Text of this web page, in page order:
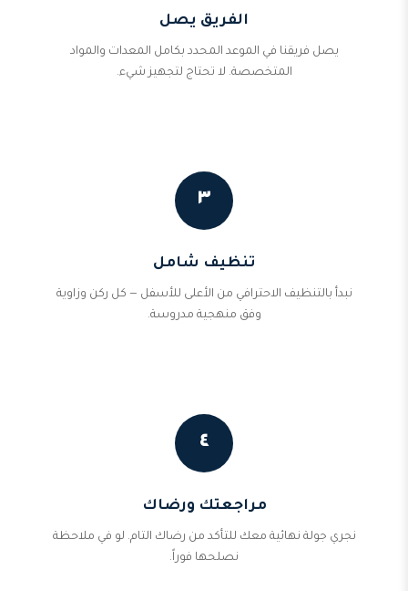
الفريق يصل
يصل فريقنا في الموعد المحدد بكامل المعدات والمواد
المتخصصة. لا تحتاج لتجهيز شيء.
٣
تنظيف شامل
نبدأ بالتنظيف الاحترافي من الأعلى للأسفل — كل ركن وزاوية
وفق منهجية مدروسة.
٤
مراجعتك ورضاك
نجري جولة نهائية معك للتأكد من رضاك التام. لو في ملاحظة
نصلحها فوراً.